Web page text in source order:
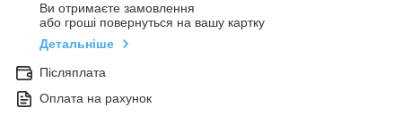
Ви отримаєте замовлення
або гроші повернуться на вашу картку
Детальніше
Післяплата
Оплата на рахунок